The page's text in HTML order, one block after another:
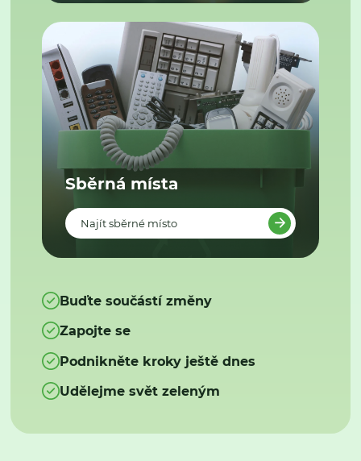
Sběrná místa
Najít sběrné místo
Buďte součástí změny
Zapojte se
Podnikněte kroky ještě dnes
Udělejme svět zeleným